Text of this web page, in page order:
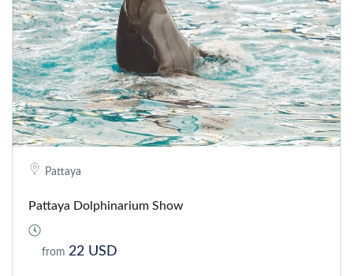
Pattaya
Pattaya Dolphinarium Show
from 22 USD